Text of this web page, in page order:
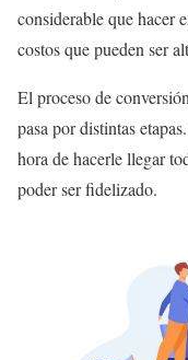
considerable que hacer
costos que pueden ser
El proceso de
pasa por distintas
hora de hacerle llegar
poder ser fidelizado.